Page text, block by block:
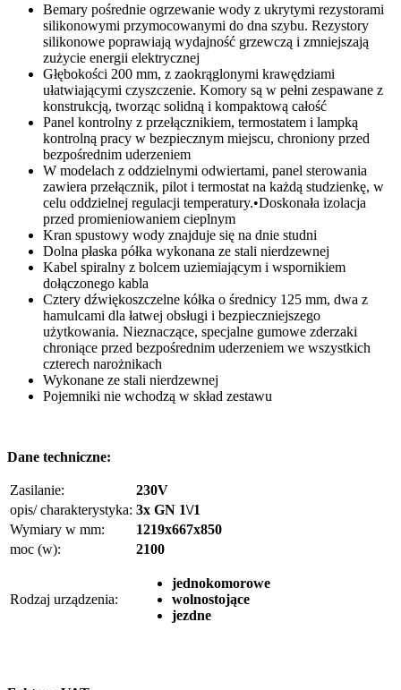
Bemary pośrednie ogrzewanie wody z ukrytymi rezystorami
silikonowymi przymocowanymi do dna szybu. Rezystory
silikonowe poprawiają wydajność grzewczą i zmniejszają
zużycie energii elektrycznej
Głębokości 200 mm, z zaokrąglonymi krawędziami
ułatwiającymi czyszczenie. Komory są w pełni zespawane z
konstrukcją, tworząc solidną i kompaktową całość
Panel kontrolny z przełącznikiem, termostatem i lampką
kontrolną pracy w bezpiecznym miejscu, chroniony przed
bezpośrednim uderzeniem
W modelach z oddzielnymi odwiertami, panel sterowania
zawiera przełącznik, pilot i termostat na każdą studzienkę, w
celu oddzielnej regulacji temperatury.•Doskonała izolacja
przed promieniowaniem cieplnym
Kran spustowy wody znajduje się na dnie studni
Dolna płaska półka wykonana ze stali nierdzewnej
Kabel spiralny z bolcem uziemiającym i wspornikiem
dołączonego kabla
Cztery dźwiękoszczelne kółka o średnicy 125 mm, dwa z
hamulcami dla łatwej obsługi i bezpieczniejszego
użytkowania. Nieznaczące, specjalne gumowe zderzaki
chroniące przed bezpośrednim uderzeniem we wszystkich
czterech narożnikach
Wykonane ze stali nierdzewnej
Pojemniki nie wchodzą w skład zestawu
Dane techniczne:
Zasilanie:
230V
opis/ charakterystyka: 3x GN 1\/1
Wymiary w mm:
1219x667x850
moc (w):
2100
Rodzaj urządzenia:
jednokomorowe
wolnostojące
jezdne